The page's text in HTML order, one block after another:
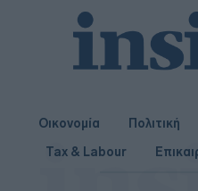
Οικονομία Πολιτική
Tax & Labour